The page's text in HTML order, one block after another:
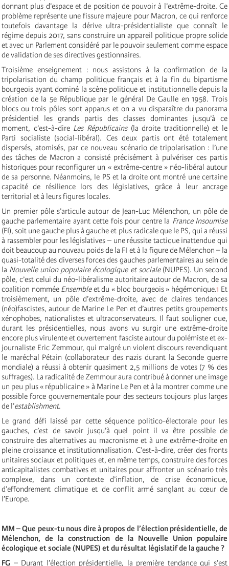
donnant plus d’espace et de position de pouvoir à l’extrême-droite. Ce
problème représente une fissure majeure pour Macron, ce qui renforce
toutefois davantage la dérive ultra-présidentialiste que connaît le
régime depuis 2017, sans construire un appareil politique propre solide
et avec un Parlement considéré par le pouvoir seulement comme espace
de validation de ses directives gestionnaires.
Troisième enseignement : nous assistons à la confirmation de la
tripolarisation du champ politique français et à la fin du bipartisme
bourgeois ayant dominé la scène politique et institutionnelle depuis la
création de la 5e République par le général De Gaulle en 1958. Trois
blocs ou trois pôles sont apparus et on a vu disparaître du panorama
présidentiel les grands partis des classes dominantes jusqu’à ce
moment, c’est-à-dire Les Républicains(la droite traditionnelle) et le
Parti socialiste (social-libéral). Ces deux partis ont été totalement
dispersés, atomisés, par ce nouveau scénario de tripolarisation : l’une
des tâches de Macron a consisté précisément à pulvériser ces partis
historiques pour reconfigurer un « extrême-centre » néo-libéral autour
de sa personne. Néanmoins, le PS et la droite ont montré une certaine
capacité de résilience lors des législatives, grâce à leur ancrage
territorial et à leurs figures locales.
Un premier pôle s’articule autour de Jean-Luc Mélenchon, un pôle de
gauche parlementaire ayant cette fois pour centre la France Insoumise
(FI), soit une gauche plus à gauche et plus radicale que le PS, qui a réussi
à rassembler pour les législatives – une réussite tactique inattendue qui
doit beaucoup au nouveau poids de la FI et à la figure de Mélenchon – la
quasi-totalité des diverses forces des gauches parlementaires au sein de
la Nouvelle union populaire écologique et sociale(NUPES). Un second
pôle, c’est celui du néo-libéralisme autoritaire autour de Macron, de sa
coalition nommée Ensembleet du « bloc bourgeois » hégémonique.1 Et
troisièmement, un pôle d’extrême-droite, avec de claires tendances
(néo)fascistes, autour de Marine Le Pen et d’autres petits groupements
xénophobes, nationalistes et ultraconservateurs. Il faut souligner que,
durant les présidentielles, nous avons vu surgir une extrême-droite
encore plus virulente et ouvertement fasciste autour du polémiste et ex-
journaliste Eric Zemmour, qui malgré un violent discours revendiquant
le maréchal Pétain (collaborateur des nazis durant la Seconde guerre
mondiale) a réussi à obtenir quasiment 2,5 millions de votes (7 % des
suffrages). La radicalité de Zemmour aura contribué à donner une image
un peu plus « républicaine » à Marine Le Pen et à la montrer comme une
possible force gouvernementale pour des secteurs toujours plus larges
de l’establishment.
Le grand défi laissé par cette séquence politico-électorale pour les
gauches, c’est de savoir jusqu’à quel point il va être possible de
construire des alternatives au macronisme et à une extrême-droite en
pleine croissance et institutionnalisation. C’est-à-dire, créer des fronts
unitaires sociaux et politiques et, en même temps, construire des forces
anticapitalistes combatives et unitaires pour affronter un scénario très
complexe, dans un contexte d’inflation, de crise économique,
d’effondrement climatique et de conflit armé sanglant au cœur de
l’Europe.
MM – Que peux-tu nous dire à propos de l’élection présidentielle, de
Mélenchon, de la construction de la Nouvelle Union populaire
écologique et sociale (NUPES) et du résultat législatif de la gauche ?
FG – Durant l’élection présidentielle, la première tendance qui s’est